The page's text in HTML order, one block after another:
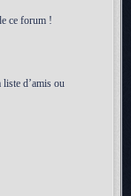
ce forum !
d’amis ou